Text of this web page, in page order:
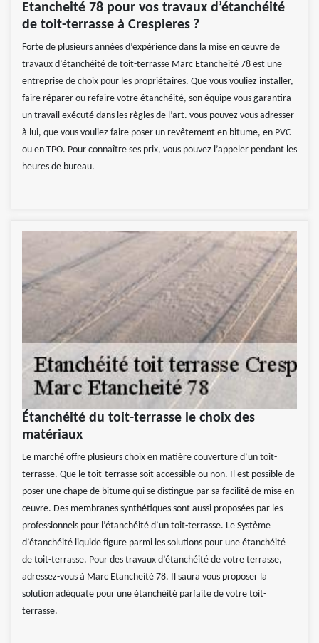
Etancheité 78 pour vos travaux d’étanchéité
de toit-terrasse à Crespieres ?
Forte de plusieurs années d’expérience dans la mise en œuvre de
travaux d’étanchéité de toit-terrasse Marc Etancheité 78 est une
entreprise de choix pour les propriétaires. Que vous vouliez installer,
faire réparer ou refaire votre étanchéité, son équipe vous garantira
un travail exécuté dans les règles de l’art. vous pouvez vous adresser
à lui, que vous vouliez faire poser un revêtement en bitume, en PVC
ou en TPO. Pour connaître ses prix, vous pouvez l’appeler pendant les
heures de bureau.
Étanchéité du toit-terrasse le choix des
matériaux
Le marché offre plusieurs choix en matière couverture d’un toit-
terrasse. Que le toit-terrasse soit accessible ou non. Il est possible de
poser une chape de bitume qui se distingue par sa facilité de mise en
œuvre. Des membranes synthétiques sont aussi proposées par les
professionnels pour l’étanchéité d’un toit-terrasse. Le Système
d’étanchéité liquide figure parmi les solutions pour une étanchéité
de toit-terrasse. Pour des travaux d’étanchéité de votre terrasse,
adressez-vous à Marc Etancheité 78. Il saura vous proposer la
solution adéquate pour une étanchéité parfaite de votre toit-
terrasse.